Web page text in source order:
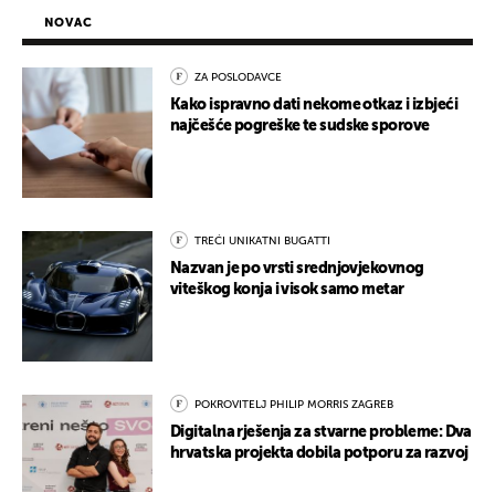
NOVAC
ZA POSLODAVCE
Kako ispravno dati nekome otkaz i izbjeći
najčešće pogreške te sudske sporove
TREĆI UNIKATNI BUGATTI
Nazvan je po vrsti srednjovjekovnog
viteškog konja i visok samo metar
POKROVITELJ PHILIP MORRIS ZAGREB
Digitalna rješenja za stvarne probleme: Dva
hrvatska projekta dobila potporu za razvoj